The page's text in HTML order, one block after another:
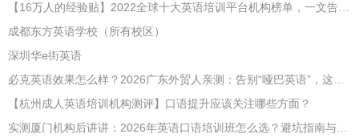
【16万人的经验贴】2022全球十大英语培训平台机构榜单，一文告诉你
成都东方英语学校（所有校区）
深圳华e街英语
必克英语效果怎么样？2026广东外贸人亲测：告别“哑巴英语”，这才是成年人最高效的自救指南！
【杭州成人英语培训机构测评】口语提升应该关注哪些方面？
实测厦门机构后讲讲：2026年英语口语培训班怎么选？避坑指南与高效学习新范式